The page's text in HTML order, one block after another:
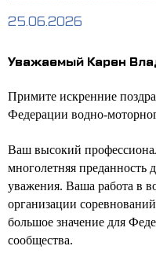
25.06.2026
Уважаемый Карен
Примите искренние
Федерации водно-
Ваш высокий
многолетняя преданность
уважения. Ваша работа в
организации
большое значение для
сообщества.